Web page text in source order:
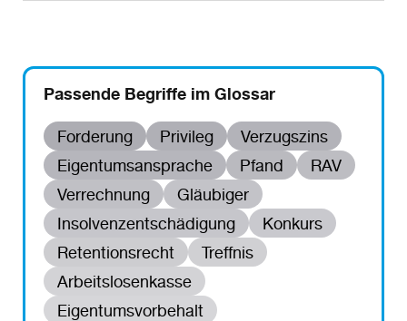
Passende Begriffe im Glossar
Forderung Privileg
Verzugszins
Eigentumsansprache
Pfand
RAV
Verrechnung
Gläubiger
Insolvenzentschädigung
Konkurs
Retentionsrecht
Treffnis
Arbeitslosenkasse
Eigentumsvorbehalt